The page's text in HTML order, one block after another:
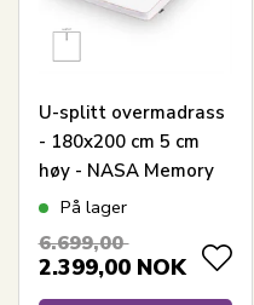
U-splitt overmadrass
- 180x200 cm 5 cm
høy - NASA Memory
foam - Ergonomisk
Living
På lager
6.699,00
2.399,00 NOK